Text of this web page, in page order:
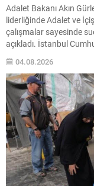
Adalet Bakanı Akın
liderliğinde Adalet ve
çalışmalar sayesinde
açıkladı. İstanbul
soruşturma ve emniyet
uygulandığını belirtti.
sahte ekspertiz
yoluyla...
04.08.2026